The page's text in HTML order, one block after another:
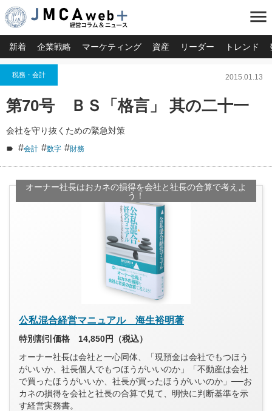
menu
新着 企業戦略 マーケティング 資産 リーダー トレンド
税務・会計 2015.01.13
第70号 ＢＳ「格言」 其の二十一
会社を守り抜くための緊急対策
#会計 #数字 #財務
オーナー社長はおカネの損得を会社と社長の合算で考えよ
う！
公私混合経営マニュアル 海生裕明著
特別割引価格 14,850円（税込）
オーナー社長は会社と一心同体、「現預金は会社でもつほう
がいいか、社長個人でもつほうがいいのか」「不動産は会社
で買ったほうがいいか、社長が買ったほうがいいのか」──お
カネの損得を会社と社長の合算で見て、明快に判断基準を示
す経営実務書。